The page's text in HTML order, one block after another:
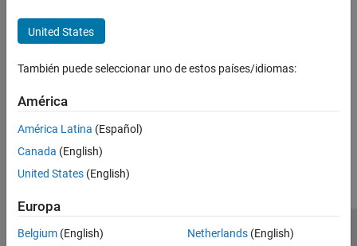
United States
También puede seleccionar uno de estos países/idiomas:
América
América Latina (Español)
Canada (English)
United States (English)
Europa
Belgium (English)
Netherlands(English)
Centro de confianza
Marcas comerciales